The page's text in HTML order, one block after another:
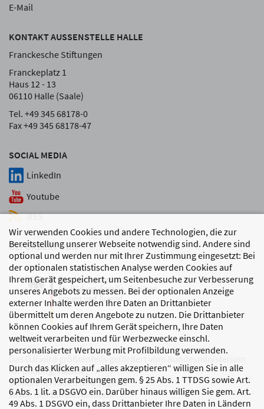
Wir verwenden Cookies und andere Technologien, die zur
Bereitstellung unserer Webseite notwendig sind. Andere sind
optional und werden nur mit Ihrer Zustimmung eingesetzt: Bei
der optionalen statistischen Analyse werden Cookies auf
Ihrem Gerät gespeichert, um Seitenbesuche zur Verbesserung
unseres Angebots zu messen. Bei der optionalen Anzeige
externer Inhalte werden Ihre Daten an Drittanbieter
übermittelt um deren Angebote zu nutzen. Die Drittanbieter
können Cookies auf Ihrem Gerät speichern, Ihre Daten
weltweit verarbeiten und für Werbezwecke einschl.
personalisierter Werbung mit Profilbildung verwenden.
Durch das Klicken auf „alles akzeptieren“ willigen Sie in alle
optionalen Verarbeitungen gem. § 25 Abs. 1 TTDSG sowie Art.
6 Abs. 1 lit. a DSGVO ein. Darüber hinaus willigen Sie gem. Art.
49 Abs. 1 DSGVO ein, dass Drittanbieter Ihre Daten in Ländern
SOCIAL MEDIA
LinkedIn
Youtube
RSS
E-Mail
KONTAKT AUSSENSTELLE HALLE
Franckesche Stiftungen
Franckeplatz 1
Haus 12 - 13
06110 Halle (Saale)
Tel. +49 345 68178-0
Fax +49 345 68178-47
GEFÖRDERT VON
Das DJI wird größtenteils gefördert vom Bundesministerium
für Bildung, Familie,
Senioren, Frauen und Jugend
sowie den Bundesländern.